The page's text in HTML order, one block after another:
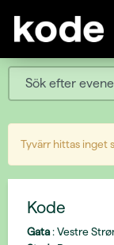
Tyvärr hittas inget
Kode
Gata:Vestre